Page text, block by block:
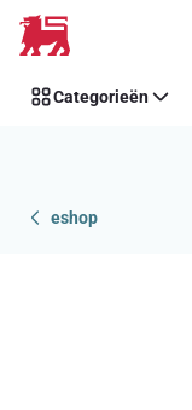
Overslaan
Categorieën
eshop